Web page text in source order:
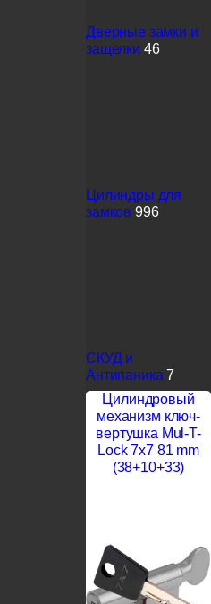
Дверные замки и
защелки 46
Цилиндры для
замков 996
СКУД и
Антипаника 7
Цилиндровый
механизм ключ-
вертушка Mul-T-
Lock 7x7 81 mm
(38+10+33)